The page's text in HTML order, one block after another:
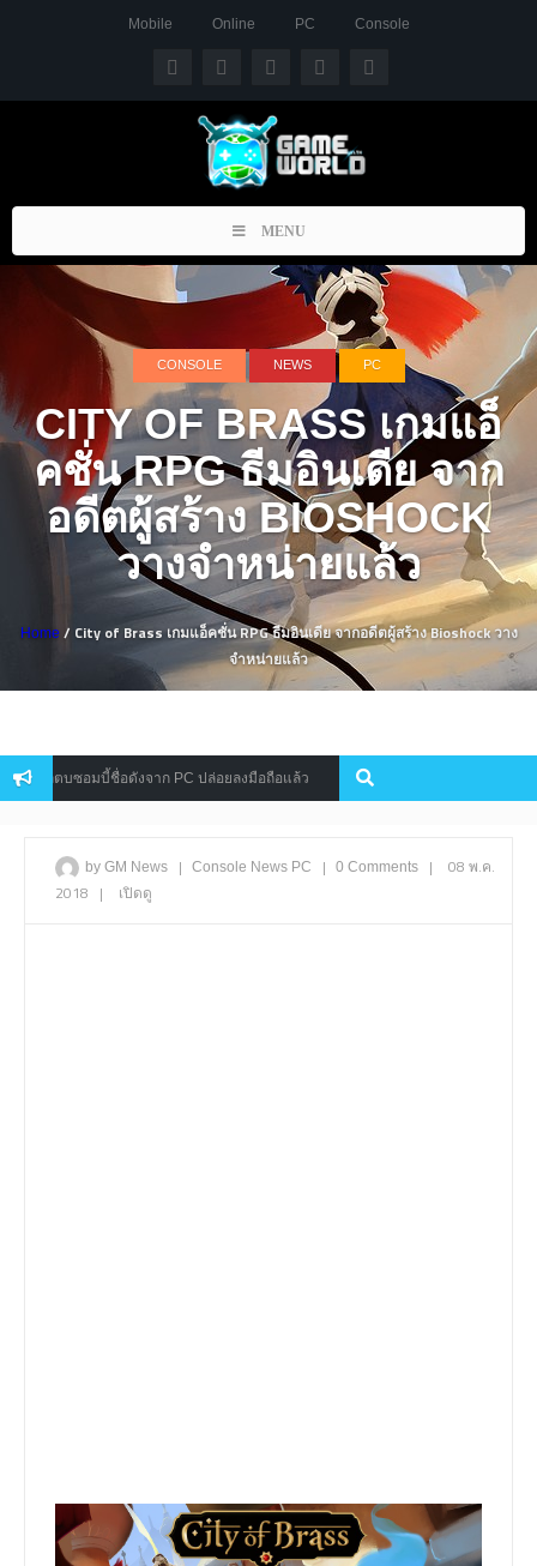
Mobile Online PC Console
Toggle
navigation
MENU
CONSOLE NEWS PC
CITY OF BRASS เกมแอ็
คชั่น RPG ธีมอินเดีย จาก
อดีตผู้สร้าง BIOSHOCK
วางจำหน่ายแล้ว
Home / City of Brass เกมแอ็คชั่น RPG ธีมอินเดีย จากอดีตผู้สร้าง Bioshock วาง
จำหน่ายแล้ว
ลไล่ตบซอมบี้ชื่อดังจาก PC ปล่อยลงมือถือแล้ว Console
by GM News | Console News PC | 0 Comments |
08 พ.ค.
2018 | เปิดดู